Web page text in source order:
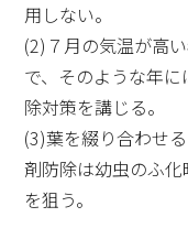
用しない。
(2)７月の気温が高
で、そのような年
除対策を講じる。
(3)葉を綴り合わせ
剤防除は幼虫のふ化
を狙う。